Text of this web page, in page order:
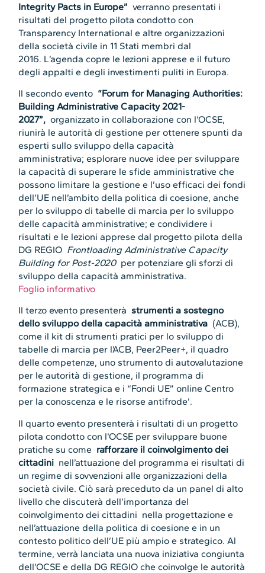
Integrity Pacts in Europe” verranno presentati i
risultati del progetto pilota condotto con
Transparency International e altre organizzazioni
della società civile in 11 Stati membri dal
2016. L’agenda copre le lezioni apprese e il futuro
degli appalti e degli investimenti puliti in Europa.
Il secondo evento “Forum for Managing Authorities:
Building Administrative Capacity 2021-
2027”, organizzato in collaborazione con l’OCSE,
riunirà le autorità di gestione per ottenere spunti da
esperti sullo sviluppo della capacità
amministrativa; esplorare nuove idee per sviluppare
la capacità di superare le sfide amministrative che
possono limitare la gestione e l’uso efficaci dei fondi
dell’UE nell’ambito della politica di coesione, anche
per lo sviluppo di tabelle di marcia per lo sviluppo
delle capacità amministrative; e condividere i
risultati e le lezioni apprese dal progetto pilota della
DG REGIO Frontloading Administrative Capacity
Building for Post-2020 per potenziare gli sforzi di
sviluppo della capacità amministrativa.
Foglio informativo
Il terzo evento presenterà strumenti a sostegno
dello sviluppo della capacità amministrativa (ACB),
come il kit di strumenti pratici per lo sviluppo di
tabelle di marcia per l’ACB, Peer2Peer+, il quadro
delle competenze, uno strumento di autovalutazione
per le autorità di gestione, il programma di
formazione strategica e i “Fondi UE” online Centro
per la conoscenza e le risorse antifrode’.
Il quarto evento presenterà i risultati di un progetto
pilota condotto con l’OCSE per sviluppare buone
pratiche su come rafforzare il coinvolgimento dei
cittadini nell’attuazione del programma ei risultati di
un regime di sovvenzioni alle organizzazioni della
società civile. Ciò sarà preceduto da un panel di alto
livello che discuterà dell’importanza del
coinvolgimento dei cittadini nella progettazione e
nell’attuazione della politica di coesione e in un
contesto politico dell’UE più ampio e strategico. Al
termine, verrà lanciata una nuova iniziativa congiunta
dell’OCSE e della DG REGIO che coinvolge le autorità